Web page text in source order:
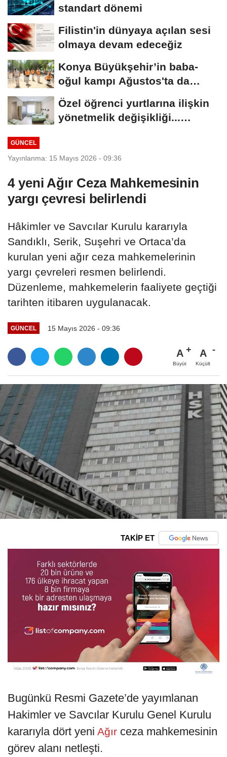
standart dönemi
Filistin'in dünyaya açılan sesi
olmaya devam edeceğiz
Konya Büyükşehir’in baba-
oğul kampı Ağustos'ta da
sürecek
Özel öğrenci yurtlarına ilişkin
yönetmelik değişikliği...
GÜNCEL
Yayınlanma: 15 Mayıs 2026 - 09:36
4 yeni Ağır Ceza Mahkemesinin
yargı çevresi belirlendi
Hâkimler ve Savcılar Kurulu kararıyla
Sandıklı, Serik, Suşehri ve Ortaca’da
kurulan yeni ağır ceza mahkemelerinin
yargı çevreleri resmen belirlendi.
Düzenleme, mahkemelerin faaliyete geçtiği
tarihten itibaren uygulanacak.
GÜNCEL 15 Mayıs 2026 - 09:36
A
Büyüt
A
Küçült
TAKİP ET
Bugünkü Resmi Gazete’de yayımlanan
Hakimler ve Savcılar Kurulu Genel Kurulu
kararıyla dört yeni Ağır ceza mahkemesinin
görev alanı netleşti.